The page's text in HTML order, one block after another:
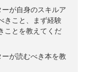
が自身のスキルア
きこと、まず経験
ことを教えてくだ
が読むべき本を教